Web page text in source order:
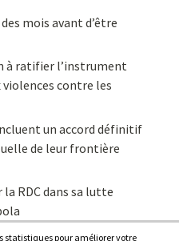
mois avant d’être
à ratifier l’instrument
violences contre les
un accord définitif
de leur frontière
la RDC dans sa lutte
statistiques pour améliorer votre